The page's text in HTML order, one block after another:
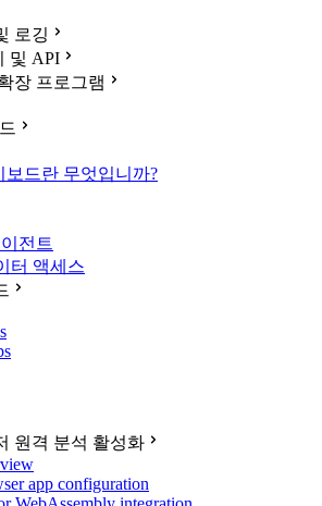
로깅
및 API
장 프로그램
보드란 무엇입니까?
전트
터 액세스
원격 분석 활성화
app configuration